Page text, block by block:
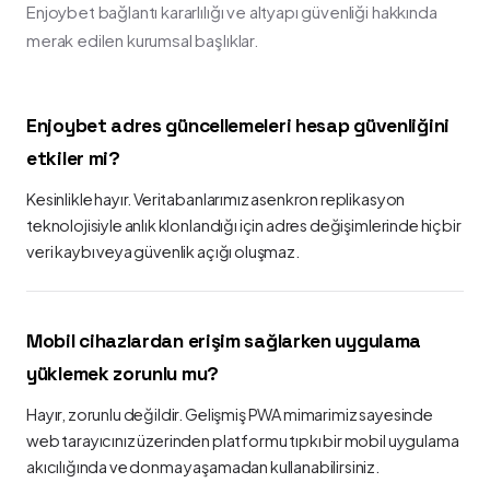
Enjoybet bağlantı kararlılığı ve altyapı güvenliği hakkında
merak edilen kurumsal başlıklar.
Enjoybet adres güncellemeleri hesap güvenliğini
etkiler mi?
Kesinlikle hayır. Veritabanlarımız asenkron replikasyon
teknolojisiyle anlık klonlandığı için adres değişimlerinde hiçbir
veri kaybı veya güvenlik açığı oluşmaz.
Mobil cihazlardan erişim sağlarken uygulama
yüklemek zorunlu mu?
Hayır, zorunlu değildir. Gelişmiş PWA mimarimiz sayesinde
web tarayıcınız üzerinden platformu tıpkı bir mobil uygulama
akıcılığında ve donma yaşamadan kullanabilirsiniz.